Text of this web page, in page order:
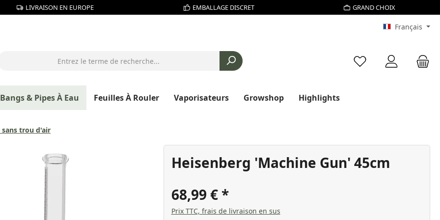
LIVRAISON EN EUROPE EMBALLAGE DISCRET GRAND CHOIX
Français
Vous avez 0 articles
Bangs & Pipes À Eau Feuilles À Rouler Vaporisateurs Growshop Highlights
sans trou d'air
Heisenberg 'Machine Gun' 45cm
68,99 €
Prix TTC, frais de livraison en sus